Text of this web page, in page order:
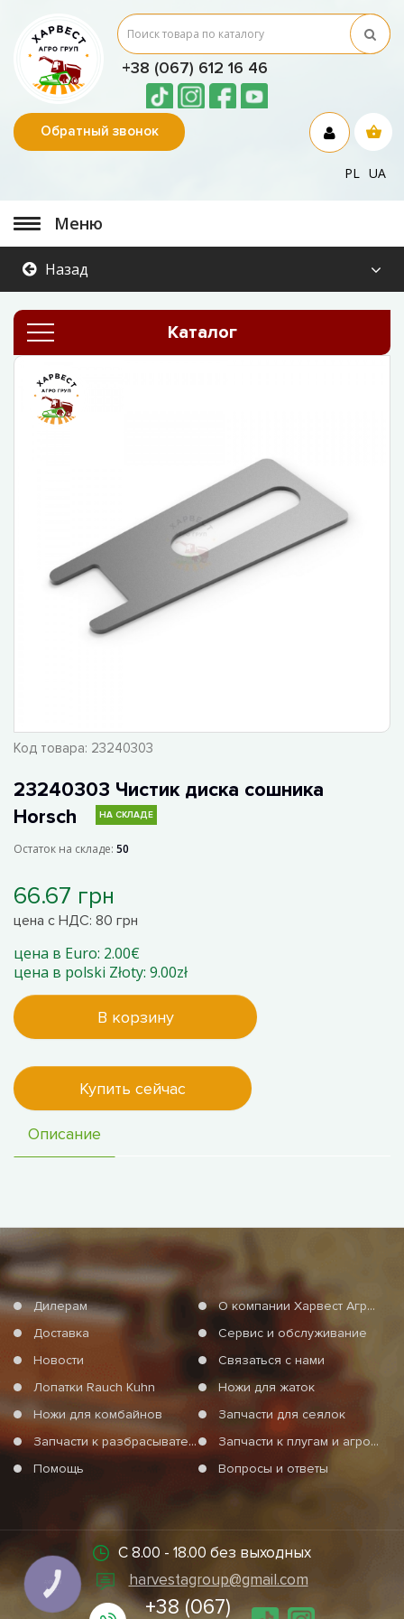
+38 (067) 612 16 46
Обратный звонок
PL UA
Меню
Назад
Каталог
Код товара: 23240303
23240303 Чистик диска сошника
Horsch
НА СКЛАДЕ
Остаток на складе: 50
66.67 грн
цена с НДС: 80 грн
цена в Euro: 2.00€
цена в polski Złoty: 9.00zł
В корзину
Купить сейчас
Описание
Дилерам
О компании Харвест Агро Груп
Доставка
Сервис и обслуживание
Новости
Связаться с нами
Лопатки Rauch Kuhn
Ножи для жаток
Ножи для комбайнов
Запчасти для сеялок
Запчасти к разбрасывателям минеральных удобрений
Запчасти к плугам и агротехнике
Помощь
Вопросы и ответы
С 8.00 - 18.00 без выходных
harvestagroup@gmail.com
+38 (067)
КНОПКА
СВЯЗИ